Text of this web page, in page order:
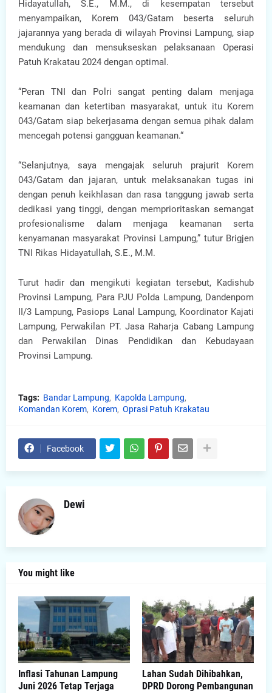
Hidayatullah, S.E., M.M., di kesempatan tersebut
menyampaikan, Korem 043/Gatam beserta seluruh
jajarannya yang berada di wilayah Provinsi Lampung, siap
mendukung dan mensukseskan pelaksanaan Operasi
Patuh Krakatau 2024 dengan optimal.
“Peran TNI dan Polri sangat penting dalam menjaga
keamanan dan ketertiban masyarakat, untuk itu Korem
043/Gatam siap bekerjasama dengan semua pihak dalam
mencegah potensi gangguan keamanan.“
“Selanjutnya, saya mengajak seluruh prajurit Korem
043/Gatam dan jajaran, untuk melaksanakan tugas ini
dengan penuh keikhlasan dan rasa tanggung jawab serta
dedikasi yang tinggi, dengan memprioritaskan semangat
profesionalisme dalam menjaga keamanan serta
kenyamanan masyarakat Provinsi Lampung,” tutur Brigjen
TNI Rikas Hidayatullah, S.E., M.M.
Turut hadir dan mengikuti kegiatan tersebut, Kadishub
Provinsi Lampung, Para PJU Polda Lampung, Dandenpom
II/3 Lampung, Pasiops Lanal Lampung, Koordinator Kajati
Lampung, Perwakilan PT. Jasa Raharja Cabang Lampung
dan Perwakilan Dinas Pendidikan dan Kebudayaan
Provinsi Lampung.
Tags: Bandar Lampung
Kapolda Lampung
Komandan Korem
Korem Oprasi Patuh Krakatau
Facebook
Dewi
You might like
Inflasi Tahunan Lampung
Juni 2026 Tetap Terjaga
Lahan Sudah Dihibahkan,
DPRD Dorong Pembangunan